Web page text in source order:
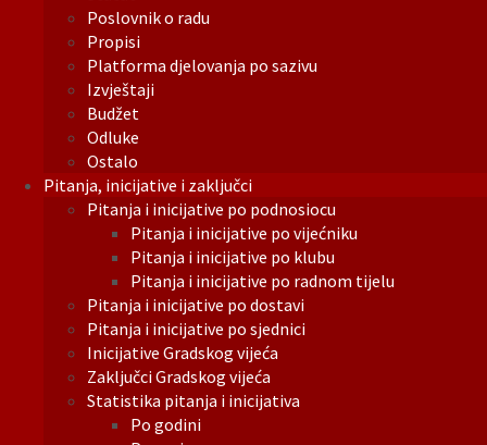
Poslovnik o radu
Propisi
Platforma djelovanja po sazivu
Izvještaji
Budžet
Odluke
Ostalo
Pitanja, inicijative i zaključci
Pitanja i inicijative po podnosiocu
Pitanja i inicijative po vijećniku
Pitanja i inicijative po klubu
Pitanja i inicijative po radnom tijelu
Pitanja i inicijative po dostavi
Pitanja i inicijative po sjednici
Inicijative Gradskog vijeća
Zaključci Gradskog vijeća
Statistika pitanja i inicijativa
Po godini